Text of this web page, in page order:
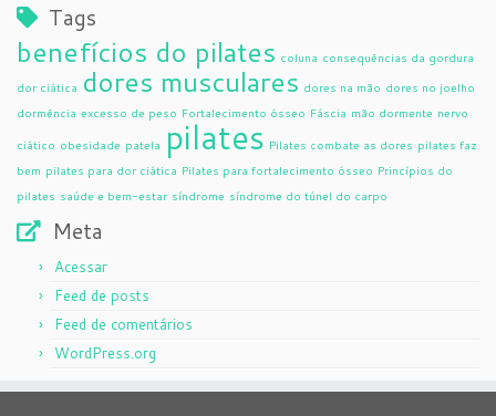
Tags
benefícios do pilates coluna consequências da gordura
dor ciática dores musculares dores na mão dores no joelho
dormência excesso de peso Fortalecimento ósseo Fáscia mão dormente nervo
ciático obesidade patela pilates Pilates combate as dores pilates faz
bem pilates para dor ciática Pilates para fortalecimento ósseo Princípios do
pilates saúde e bem-estar síndrome síndrome do túnel do carpo
Meta
Acessar
Feed de posts
Feed de comentários
WordPress.org